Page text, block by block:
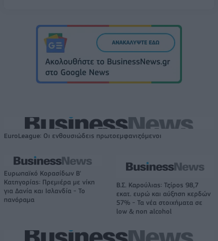
EuroLeague: Οι ενθουσιώδεις πρωτοεμφανιζόμενοι
Ευρωπαϊκό Κορασίδων Β'
Κατηγορίας: Πρεμιέρα με νίκη
για Δανία και Ισλανδία - Το
πανόραμα
Β.Σ. Καρούλιας: Τζίρος 98,7
εκατ. ευρώ και αύξηση κερδών
57% - Τα νέα στοιχήματα σε
low & non alcohol